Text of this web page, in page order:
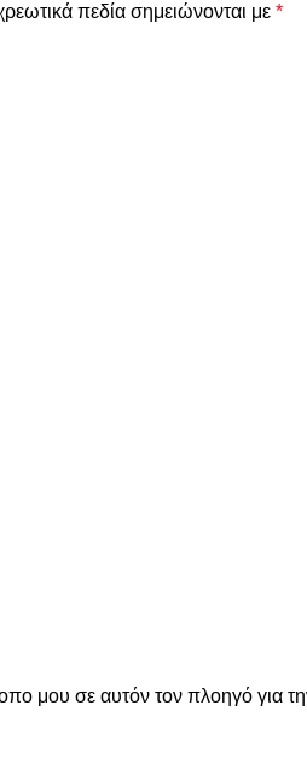
πεδία σημειώνονται με *
μου σε αυτόν τον πλοηγό για